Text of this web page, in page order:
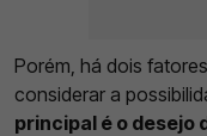
Porém, há dois
considerar a
principal é o desejo